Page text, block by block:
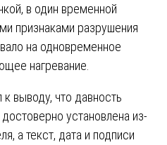
в один временной
признаками разрушения
на одновременное
нагревание.
выводу, что давность
установлена из-
а текст, дата и подписи